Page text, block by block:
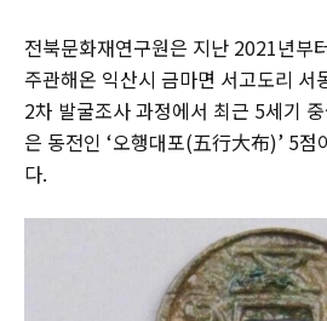
전북문화재연구원은 지난 2021년부
주관해온 익산시 금마면 서고도리 서
2차 발굴조사 과정에서 최근 5세기
은 동전인 ‘오행대포(五行大布)’ 5
다.